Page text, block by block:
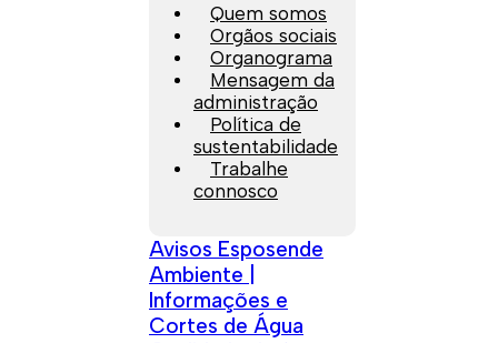
Quem somos
Orgãos sociais
Organograma
Mensagem da
administração
Política de
sustentabilidade
Trabalhe
connosco
Avisos Esposende
Ambiente |
Informações e
Cortes de Água